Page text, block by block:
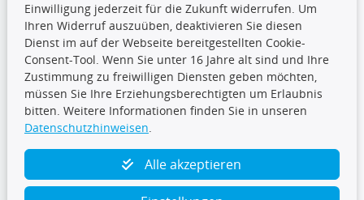
Folge uns
TecDoc Inside
Einwilligung jederzeit für die Zukunft widerrufen. Um
Ihren Widerruf auszuüben, deaktivieren Sie diesen
Dienst im auf der Webseite bereitgestellten Cookie-
Consent-Tool. Wenn Sie unter 16 Jahre alt sind und Ihre
Zustimmung zu freiwilligen Diensten geben möchten,
müssen Sie Ihre Erziehungsberechtigten um Erlaubnis
bitten. Weitere Informationen finden Sie in unseren
Datenschutzhinweisen
Alle akzeptieren